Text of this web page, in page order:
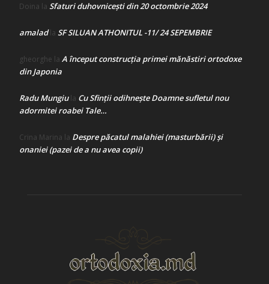
Doina la Sfaturi duhovnicești din 20 octombrie 2024
amaladla SF SILUAN ATHONITUL -11/ 24 SEPEMBRIE
gheorghe la A început construcţia primei mănăstiri ortodoxe
din Japonia
Radu Mungiula Cu Sfinții odihnește Doamne sufletul nou
adormitei roabei Tale…
Crina Marina la Despre păcatul malahiei (masturbării) şi
onaniei (pazei de a nu avea copii)